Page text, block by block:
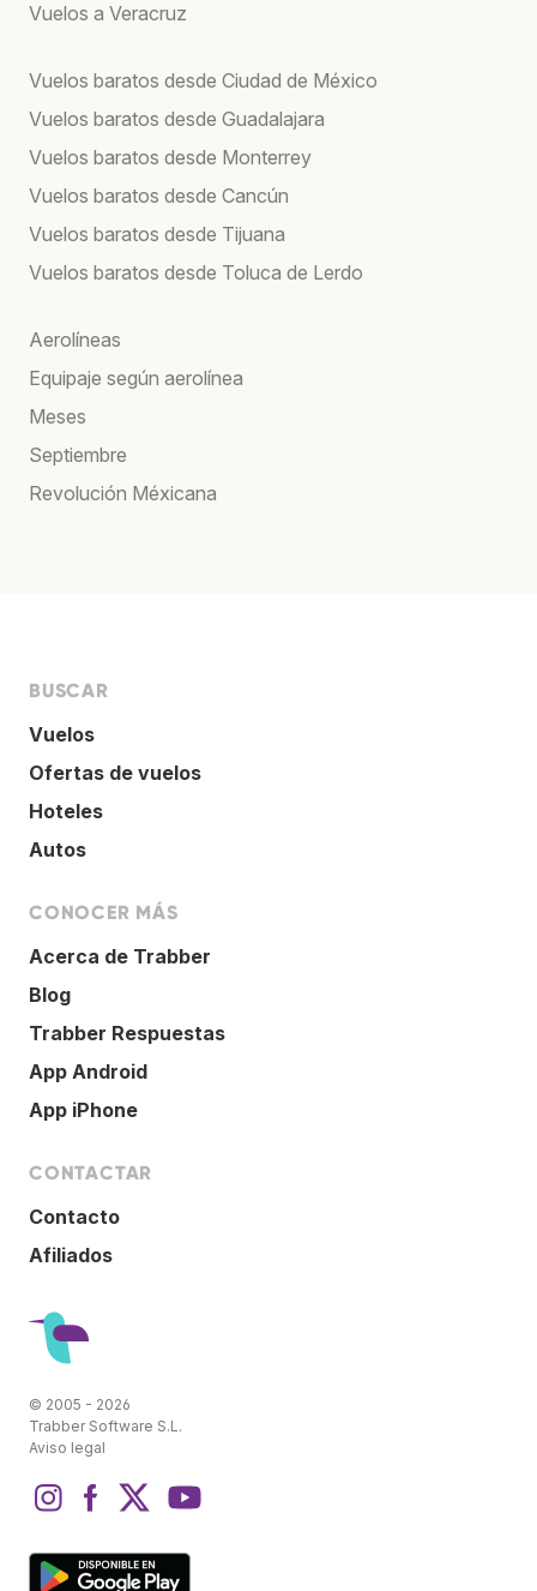
Vuelos a Veracruz
Vuelos baratos desde Ciudad de México
Vuelos baratos desde Guadalajara
Vuelos baratos desde Monterrey
Vuelos baratos desde Cancún
Vuelos baratos desde Tijuana
Vuelos baratos desde Toluca de Lerdo
Aerolíneas
Equipaje según aerolínea
Meses
Septiembre
Revolución Méxicana
BUSCAR
Vuelos
Ofertas de vuelos
Hoteles
Autos
CONOCER MÁS
Acerca de Trabber
Blog
Trabber Respuestas
App Android
App iPhone
CONTACTAR
Contacto
Afiliados
© 2005 - 2026
Trabber Software S.L.
Aviso legal